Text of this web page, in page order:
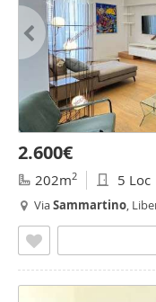
2.600€
202m2 5 Loc
ViaSammartino,